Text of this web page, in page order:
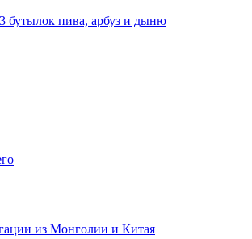
бутылок пива, арбуз и дыню
из Монголии и Китая